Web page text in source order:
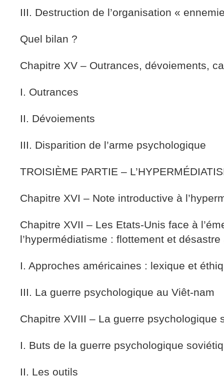
III. Destruction de l’organisation «
Quel bilan ?
Chapitre XV – Outrances, dévoiements,
I. Outrances
II. Dévoiements
III. Disparition de l’arme psychologique
TROISIÈME PARTIE –
Chapitre XVI – Note introductive à
Chapitre XVII – Les Etats-Unis face à
l’hypermédiatisme : flottement et
I. Approches américaines : lexique et
III. La guerre psychologique au Viêt-nam
Chapitre XVIII – La guerre psychologique
I. Buts de la guerre psychologique
II. Les outils